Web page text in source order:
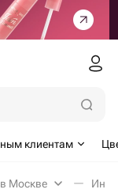
клиентам
Москве